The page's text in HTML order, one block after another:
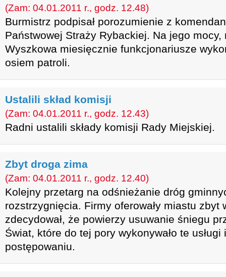
(Zam: 04.01.2011 r., godz. 12.48)
Burmistrz podpisał porozumienie z
Państwowej Straży Rybackiej. Na jego mocy,
Wyszkowa miesięcznie funkcjonariusze
osiem patroli.
Ustalili skład komisji
(Zam: 04.01.2011 r., godz. 12.43)
Radni ustalili składy komisji Rady Miejskiej.
Zbyt droga zima
(Zam: 04.01.2011 r., godz. 12.40)
Kolejny przetarg na odśnieżanie dróg
rozstrzygnięcia. Firmy oferowały miastu zbyt
zdecydował, że powierzy usuwanie śniegu
Świat, które do tej pory wykonywało te usługi
postępowaniu.